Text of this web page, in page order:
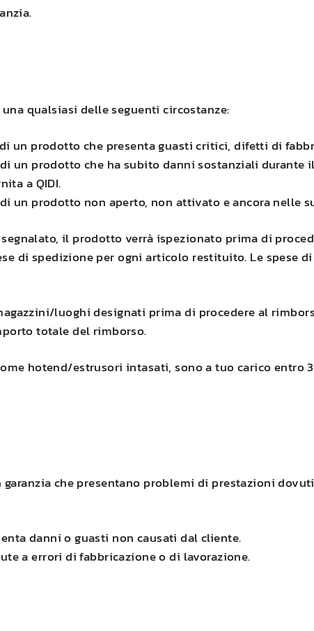
qualsiasi delle seguenti circostanze:
un prodotto che presenta guasti critici, difetti di
un prodotto che ha subito danni sostanziali durante
aQIDI.
un prodotto non aperto, non attivato e ancora nelle
il prodotto verrà ispezionato prima di
di spedizione per ogni articolo restituito. Le spese
luoghi designati prima di procedere al
totale del rimborso.
hotend/estrusori intasati, sono a tuo carico entro
che presentano problemi di prestazioni
danni o guasti non causati dal cliente.
a errori di fabbricazione o di lavorazione.